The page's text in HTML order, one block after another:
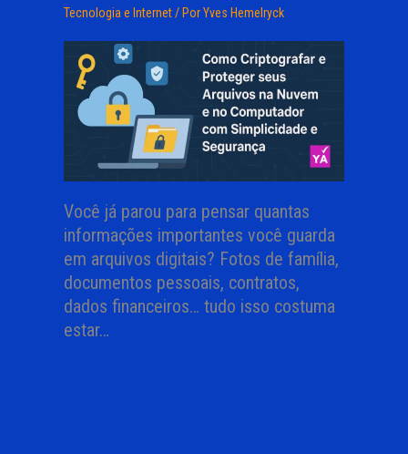
Tecnologia e Internet/ PorYves Hemelryck
Você já parou para pensar quantas
informações importantes você guarda
em arquivos digitais? Fotos de família,
documentos pessoais, contratos,
dados financeiros… tudo isso costuma
estar…